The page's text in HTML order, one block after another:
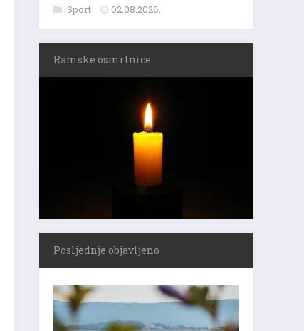
Sport 02.08.2026.
Ramske osmrtnice
Posljednje objavljeno